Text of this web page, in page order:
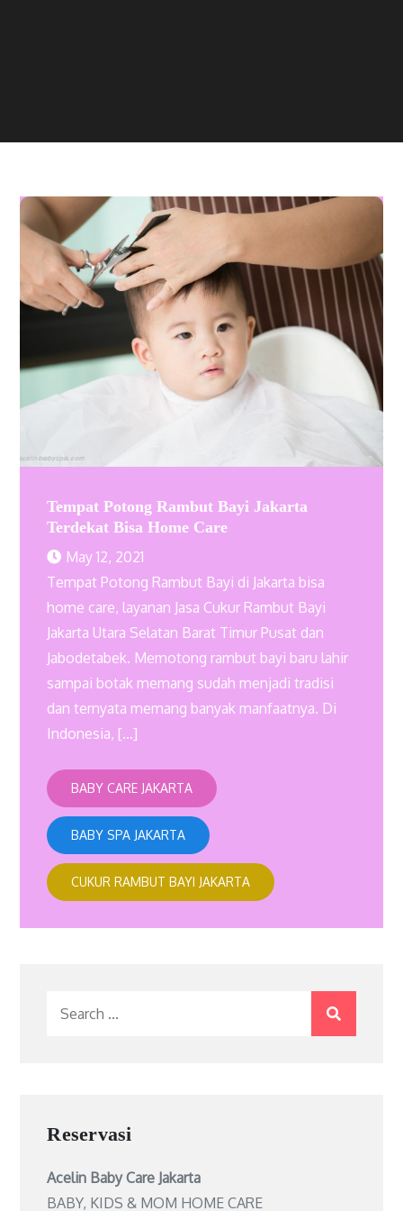
Tempat Potong Rambut Bayi Jakarta
Terdekat Bisa Home Care
May 12, 2021
Tempat Potong Rambut Bayi di Jakarta bisa
home care, layanan Jasa Cukur Rambut Bayi
Jakarta Utara Selatan Barat Timur Pusat dan
Jabodetabek. Memotong rambut bayi baru lahir
sampai botak memang sudah menjadi tradisi
dan ternyata memang banyak manfaatnya. Di
Indonesia, […]
BABY CARE JAKARTA
BABY SPA JAKARTA
CUKUR RAMBUT BAYI JAKARTA
Search
Reservasi
Acelin Baby Care Jakarta
BABY, KIDS & MOM HOME CARE